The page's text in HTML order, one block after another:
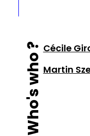
Who's who ?Cécile
Martin